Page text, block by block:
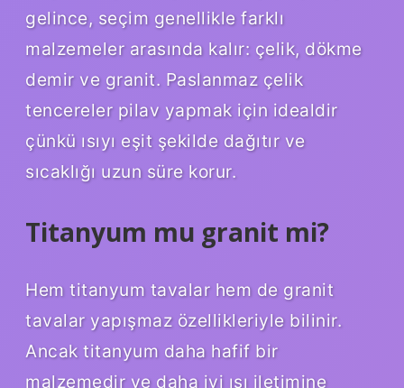
gelince, seçim genellikle farklı
malzemeler arasında kalır: çelik, dökme
demir ve granit. Paslanmaz çelik
tencereler pilav yapmak için idealdir
çünkü ısıyı eşit şekilde dağıtır ve
sıcaklığı uzun süre korur.
Titanyum mu granit mi?
Hem titanyum tavalar hem de granit
tavalar yapışmaz özellikleriyle bilinir.
Ancak titanyum daha hafif bir
malzemedir ve daha iyi ısı iletimine